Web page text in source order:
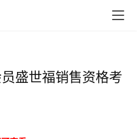
盛世福销售资格考